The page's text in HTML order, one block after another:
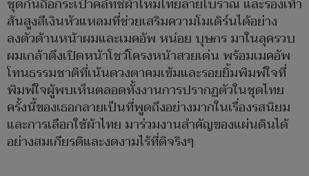
ชุดกันถือกระเป๋าคลัทช์ผ้าไหมไทยลายโบราณ และรองเท้า
ส้นสูงสีเงินหัวแหลมที่ช่วยเสริมความโมเดิร์นได้อย่าง
ลงตัวด้านหน้าผมและเมคอัพ หน่อย บุษกร มาในลุครวบ
ผมเกล้าตึงเปิดหน้าโชว์โครงหน้าสวยเด่น พร้อมเมคอัพ
โทนธรรมชาติที่เน้นดวงตาคมเข้มและรอยยิ้มพิมพ์ใจที่
พิมพ์ใจผู้พบเห็นตลอดทั้งงานการปรากฏตัวในชุดไทย
ครั้งนี้ของเธอกลายเป็นที่พูดถึงอย่างมากในเรื่องรสนิยม
และการเลือกใช้ผ้าไทย มาร่วมงานสำคัญของแผ่นดินได้
อย่างสมเกียรติและงดงามไร้ที่ติจริงๆ